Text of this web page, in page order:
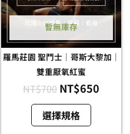
暫無庫存
羅馬莊園 聖鬥士｜哥斯大黎加｜
雙重厭氧紅蜜
NT$700 NT$650
選擇規格
種
款
式。
可
產
品
面